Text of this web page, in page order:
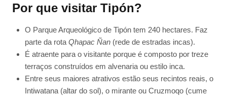
Por que visitar Tipón?
O Parque Arqueológico de Tipón tem 240 hectares. Faz
parte da rota Qhapac Ñan(rede de estradas incas).
É atraente para o visitante porque é composto por treze
terraços construídos em alvenaria ou estilo inca.
Entre seus maiores atrativos estão seus recintos reais, o
Intiwatana (altar do sol), o mirante ou Cruzmoqo (cume